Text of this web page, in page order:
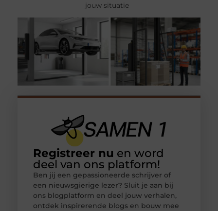
jouw situatie
Registreer nu en word
deel van ons platform!
Ben jij een gepassioneerde schrijver of
een nieuwsgierige lezer? Sluit je aan bij
ons blogplatform en deel jouw verhalen,
ontdek inspirerende blogs en bouw mee